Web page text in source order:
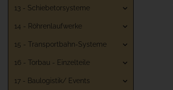
13 - Schiebetorsysteme
14 - Röhrenlaufwerke
15 - Transportbahn-Systeme
16 - Torbau - Einzelteile
17 - Baulogistik/ Events